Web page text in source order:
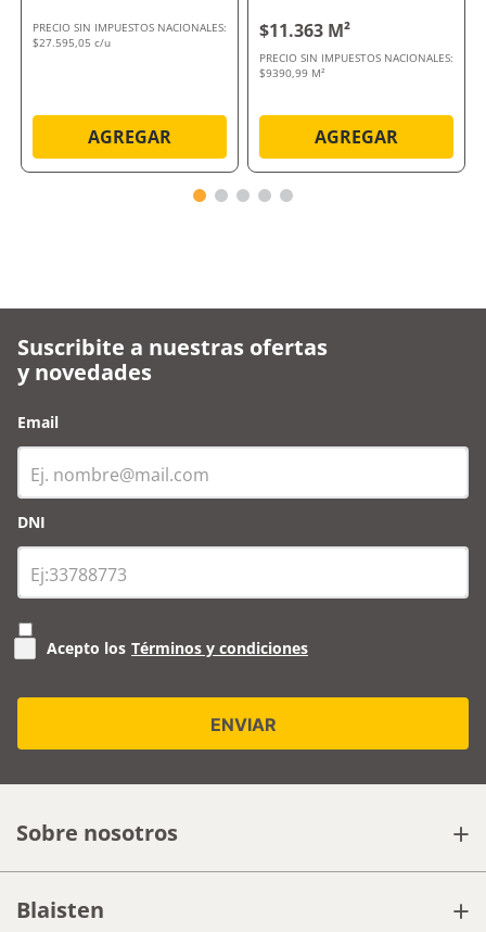
PRECIO SIN IMPUESTOS NACIONALES:
$27.595,05 c/u
AGREGAR
Zirconio Ceramica
Cortines
$11.363 M²
PRECIO SIN IMPUESTOS NACIONALES:
$9390,99 M²
AGREGAR
Suscribite a nuestras ofertas
y novedades
Email
DNI
Acepto los Términos y condiciones
Sobre nosotros +
Blaisten +